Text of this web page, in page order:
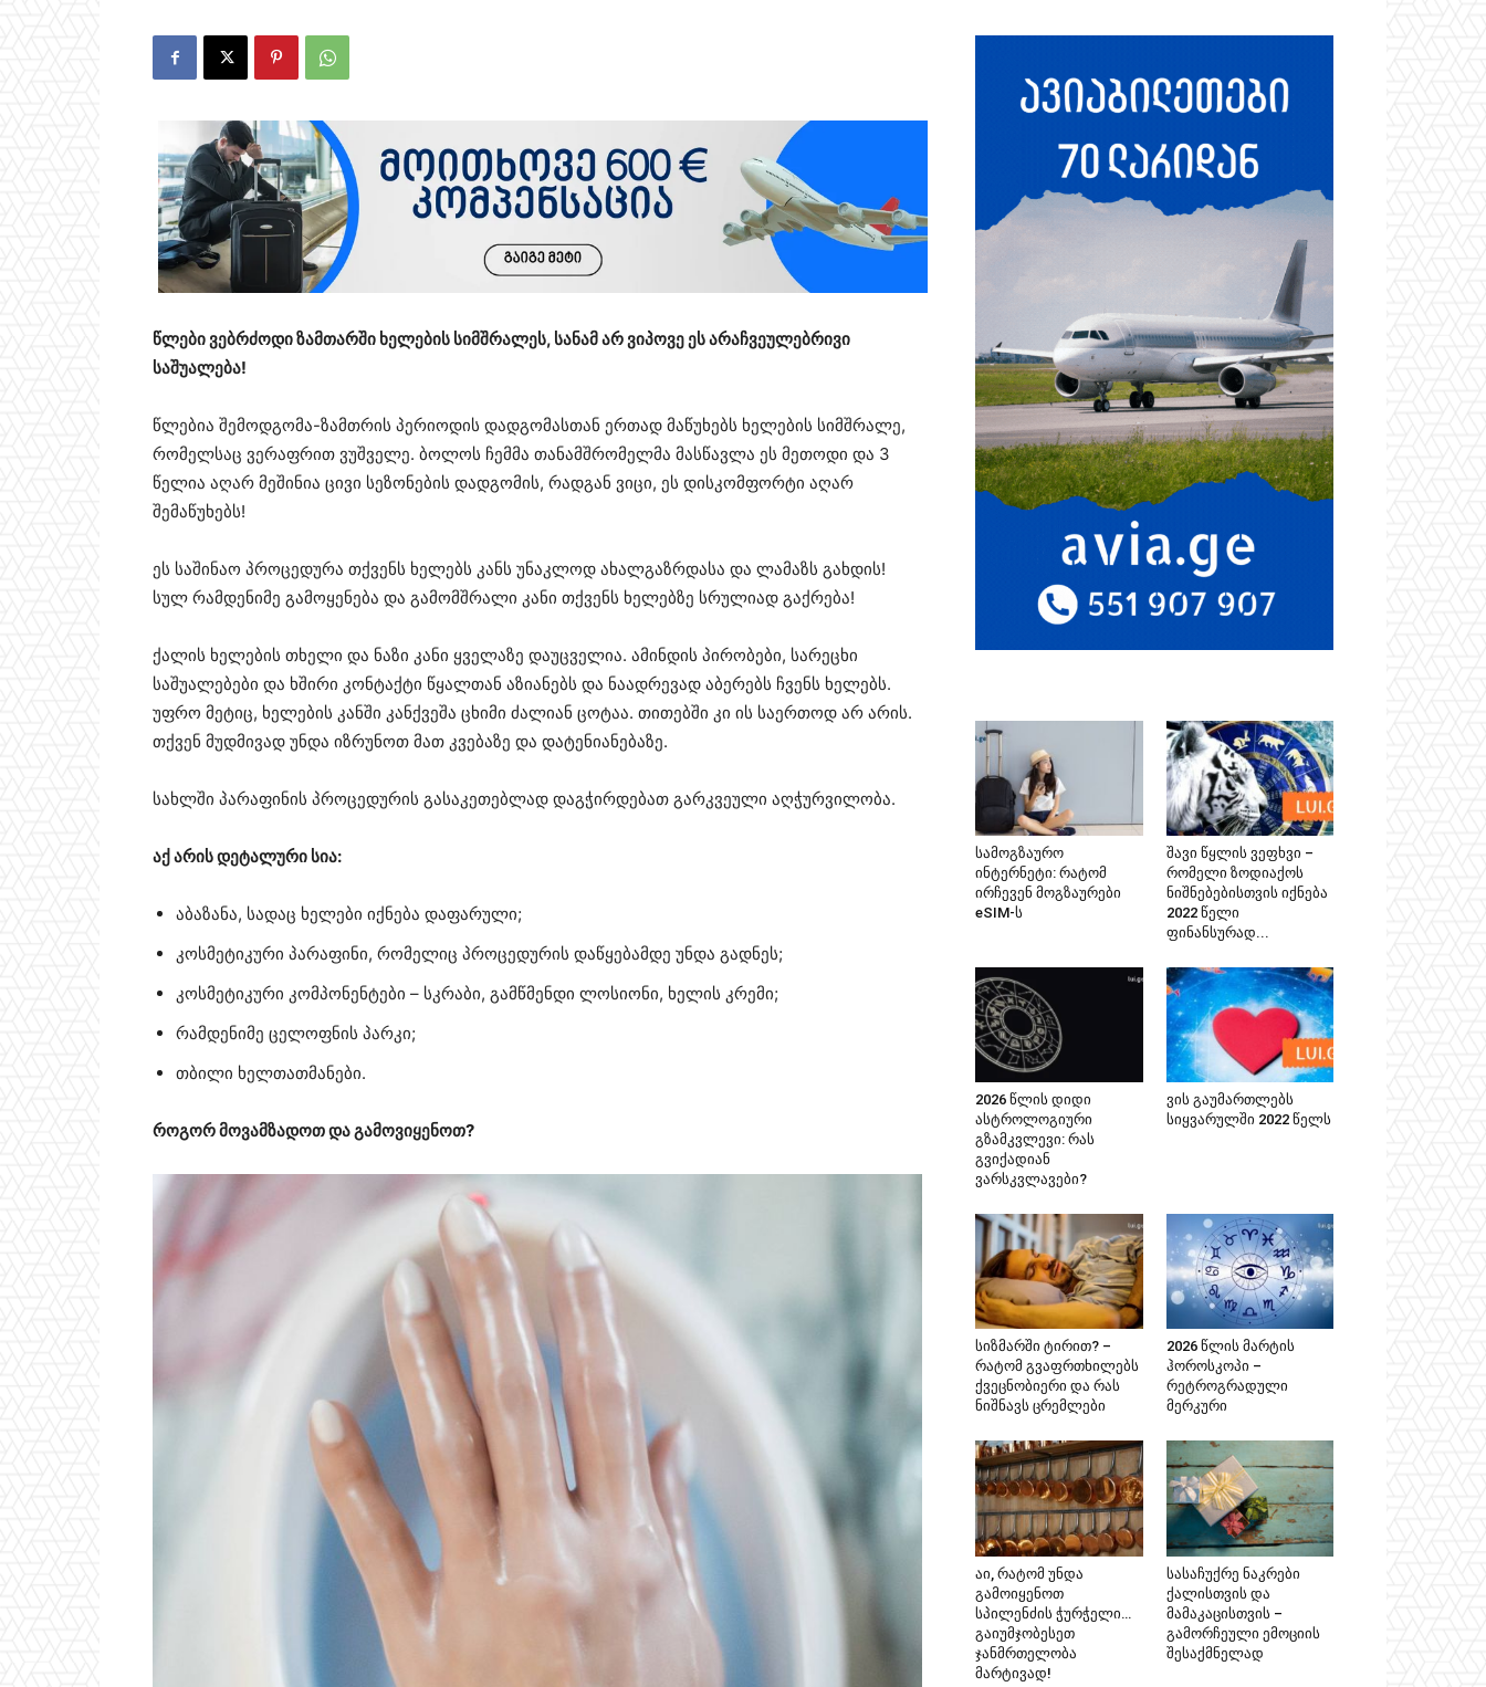
წლები ვებრძოდი ზამთარში ხელების სიმშრალეს, სანამ არ ვიპოვე ეს არაჩვეულებრივი
საშუალება!
წლებია შემოდგომა-ზამთრის პერიოდის დადგომასთან ერთად მაწუხებს ხელების სიმშრალე,
რომელსაც ვერაფრით ვუშველე. ბოლოს ჩემმა თანამშრომელმა მასწავლა ეს მეთოდი და 3
წელია აღარ მეშინია ცივი სეზონების დადგომის, რადგან ვიცი, ეს დისკომფორტი აღარ
შემაწუხებს!
ეს საშინაო პროცედურა თქვენს ხელებს კანს უნაკლოდ ახალგაზრდასა და ლამაზს გახდის!
სულ რამდენიმე გამოყენება და გამომშრალი კანი თქვენს ხელებზე სრულიად გაქრება!
ქალის ხელების თხელი და ნაზი კანი ყველაზე დაუცველია. ამინდის პირობები, სარეცხი
საშუალებები და ხშირი კონტაქტი წყალთან აზიანებს და ნაადრევად აბერებს ჩვენს ხელებს.
უფრო მეტიც, ხელების კანში კანქვეშა ცხიმი ძალიან ცოტაა. თითებში კი ის საერთოდ არ არის.
თქვენ მუდმივად უნდა იზრუნოთ მათ კვებაზე და დატენიანებაზე.
სახლში პარაფინის პროცედურის გასაკეთებლად დაგჭირდებათ გარკვეული აღჭურვილობა.
აქ არის დეტალური სია:
აბაზანა, სადაც ხელები იქნება დაფარული;
კოსმეტიკური პარაფინი, რომელიც პროცედურის დაწყებამდე უნდა გადნეს;
კოსმეტიკური კომპონენტები – სკრაბი, გამწმენდი ლოსიონი, ხელის კრემი;
რამდენიმე ცელოფნის პარკი;
თბილი ხელთათმანები.
როგორ მოვამზადოთ და გამოვიყენოთ?
სამოგზაურო
ინტერნეტი: რატომ
ირჩევენ მოგზაურები
eSIM-ს
შავი წყლის ვეფხვი –
რომელი ზოდიაქოს
ნიშნებებისთვის იქნება
2022 წელი
ფინანსურად...
2026 წლის დიდი
ასტროლოგიური
გზამკვლევი: რას
გვიქადიან
ვარსკვლავები?
ვის გაუმართლებს
სიყვარულში 2022 წელს
სიზმარში ტირით? –
რატომ გვაფრთხილებს
ქვეცნობიერი და რას
ნიშნავს ცრემლები
2026 წლის მარტის
ჰოროსკოპი –
რეტროგრადული
მერკური
აი, რატომ უნდა
გამოიყენოთ
სპილენძის ჭურჭელი…
გაიუმჯობესეთ
ჯანმრთელობა
მარტივად!
სასაჩუქრე ნაკრები
ქალისთვის და
მამაკაცისთვის –
გამორჩეული ემოციის
შესაქმნელად